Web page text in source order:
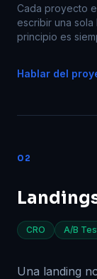
Cada proyecto
escribir una
principio es
Hablar del
02
CRO A/B
Una landing